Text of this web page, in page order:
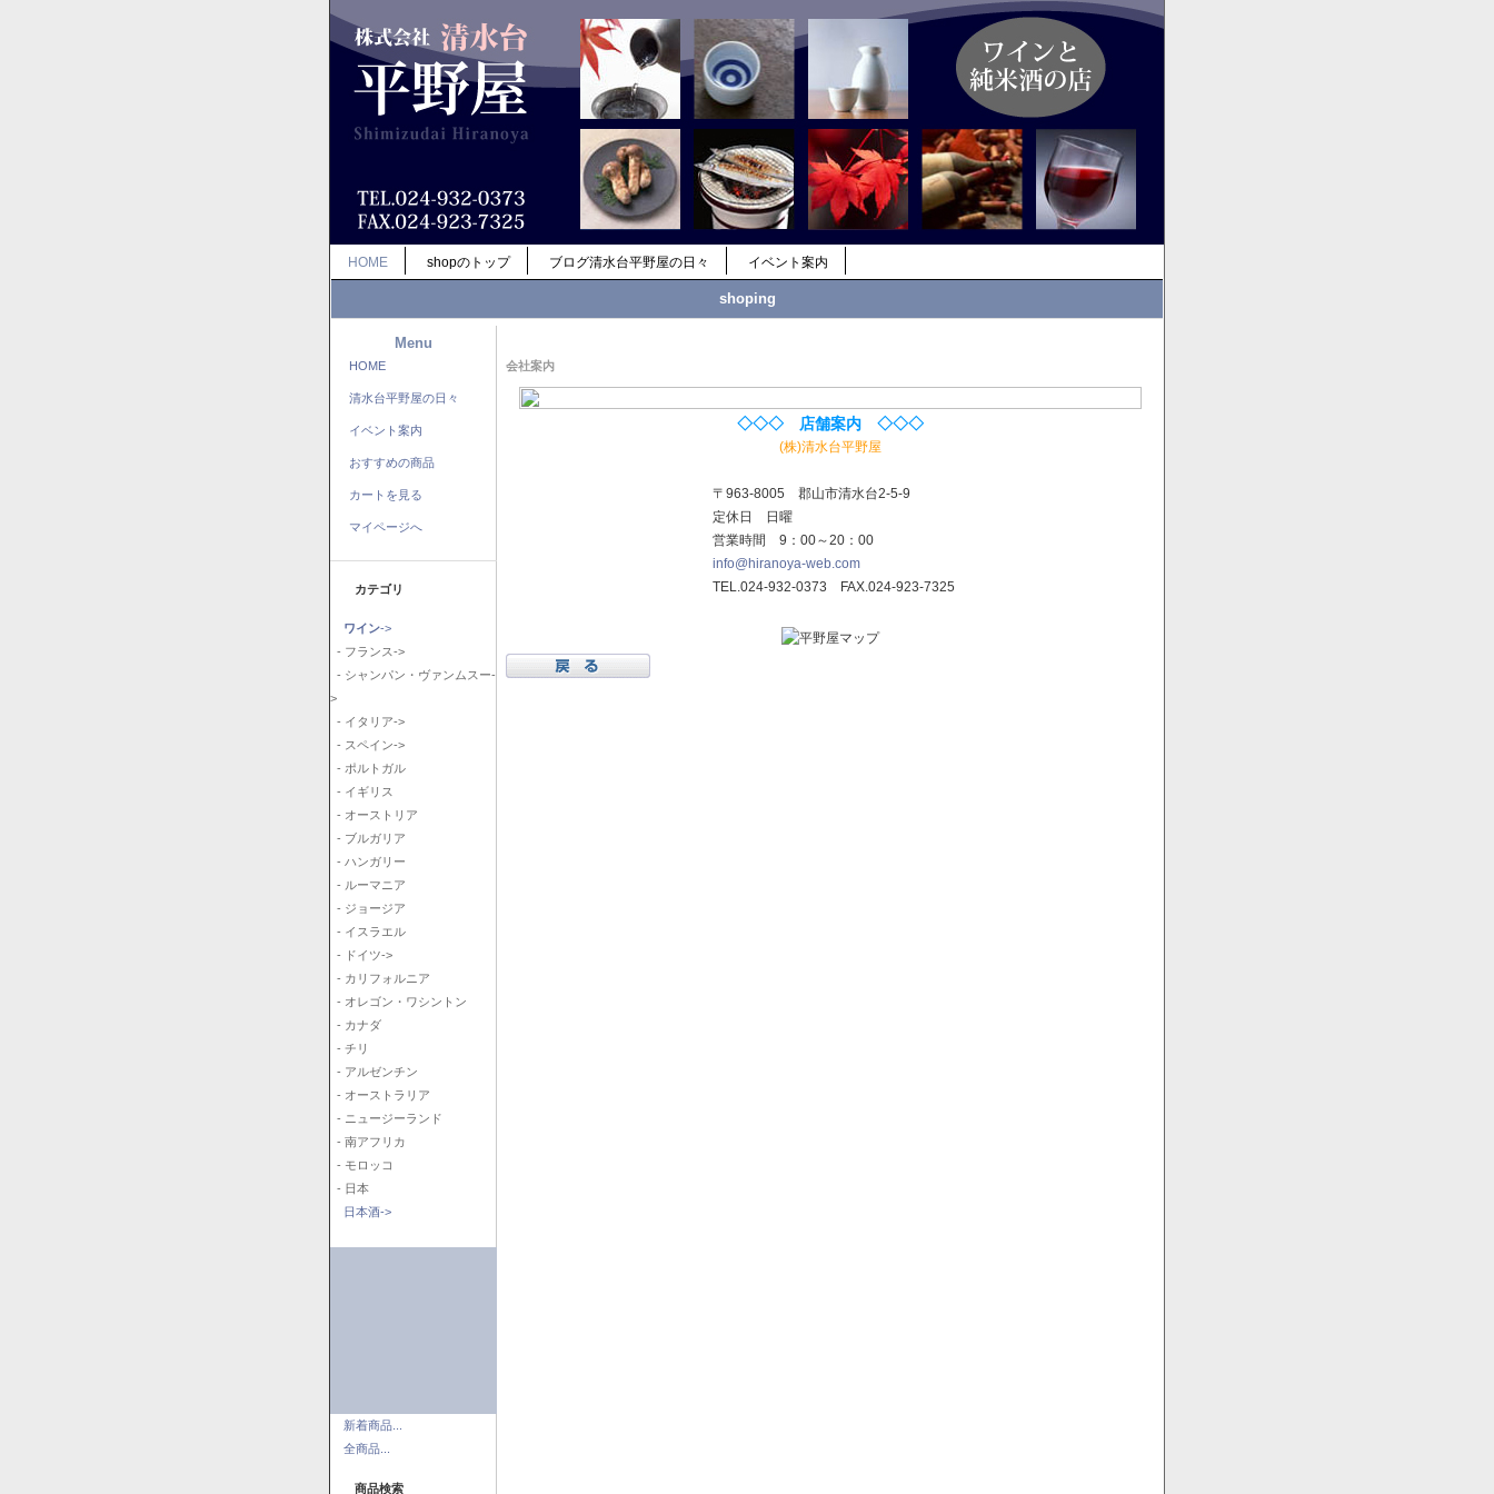
HOME shopのトップ ブログ清水台平野屋の日々 イベント案内
shoping
Menu
HOME
清水台平野屋の日々
イベント案内
おすすめの商品
カートを見る
マイページへ
カテゴリ
ワイン->
- フランス->
- シャンパン・ヴァンムスー-
>
- イタリア->
- スペイン->
- ポルトガル
- イギリス
- オーストリア
- ブルガリア
- ハンガリー
- ルーマニア
- ジョージア
- イスラエル
- ドイツ->
- カリフォルニア
- オレゴン・ワシントン
- カナダ
- チリ
- アルゼンチン
- オーストラリア
- ニュージーランド
- 南アフリカ
- モロッコ
- 日本
日本酒->
新着商品...
全商品...
商品検索
会社案内
◇◇◇ 店舗案内 ◇◇◇
(株)清水台平野屋
〒963-8005 郡山市清水台2-5-9
定休日 日曜
営業時間 9：00～20：00
info@hiranoya-web.com
TEL.024-932-0373 FAX.024-923-7325